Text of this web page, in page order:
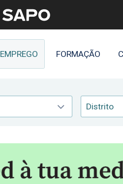
EMPREGO FORMAÇÃO
Distrito